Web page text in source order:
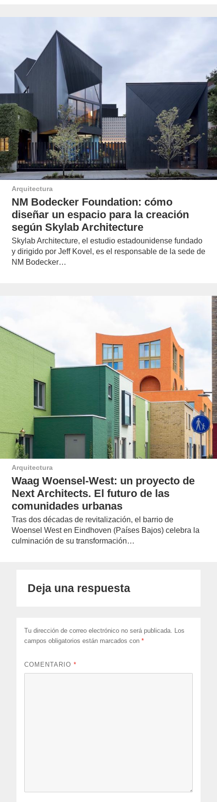
Arquitectura
NM Bodecker Foundation: cómo
diseñar un espacio para la creación
según Skylab Architecture
Skylab Architecture, el estudio estadounidense fundado
y dirigido por Jeff Kovel, es el responsable de la sede de
NM Bodecker…
Arquitectura
Waag Woensel-West: un proyecto de
Next Architects. El futuro de las
comunidades urbanas
Tras dos décadas de revitalización, el barrio de
Woensel West en Eindhoven (Países Bajos) celebra la
culminación de su transformación…
Deja una respuesta
Tu dirección de correo electrónico no será publicada. Los
campos obligatorios están marcados con*
COMENTARIO*